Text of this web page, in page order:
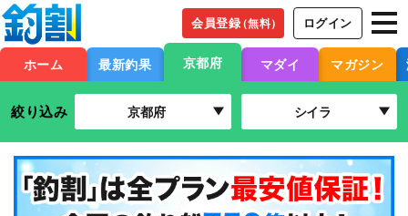
会員登録（無料） ログイン
ホーム 最新釣果 京都府 マダイ マガジン
絞り込み 京都府 シイラ